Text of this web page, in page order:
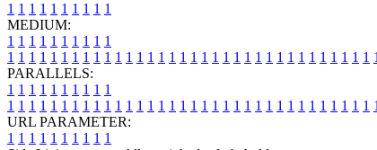
1 1 1 1 1 1 1 1 1 1
MEDIUM:
1 1 1 1 1 1 1 1 1 1
1 1 1 1 1 1 1 1 1 1 1 1 1 1 1 1 1 1 1 1 1 1 1 1 1 1 1 1 1 1 1 1 1 1 1
PARALLELS:
1 1 1 1 1 1 1 1 1 1
1 1 1 1 1 1 1 1 1 1 1 1 1 1 1 1 1 1 1 1 1 1 1 1 1 1 1 1 1 1 1 1 1 1 1
URL PARAMETER:
1 1 1 1 1 1 1 1 1 1